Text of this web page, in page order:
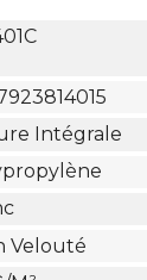
Intégrale
Velouté